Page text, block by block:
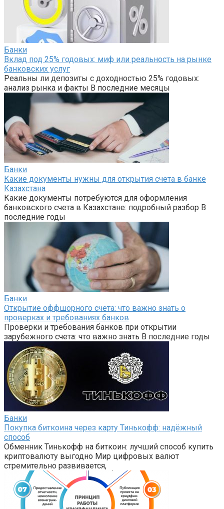
Банки
Вклад под 25% годовых: миф или реальность на рынке
банковских услуг
Реальны ли депозиты с доходностью 25% годовых:
анализ рынка и факты В последние месяцы
Банки
Какие документы нужны для открытия счета в банке
Казахстана
Какие документы потребуются для оформления
банковского счета в Казахстане: подробный разбор В
последние годы
Банки
Открытие оффшорного счета: что важно знать о
проверках и требованиях банков
Проверки и требования банков при открытии
зарубежного счета: что важно знать В последние годы
Банки
Покупка биткоина через карту Тинькофф: надёжный
способ
Обменник Тинькофф на биткоин: лучший способ купить
криптовалюту выгодно Мир цифровых валют
стремительно развивается,